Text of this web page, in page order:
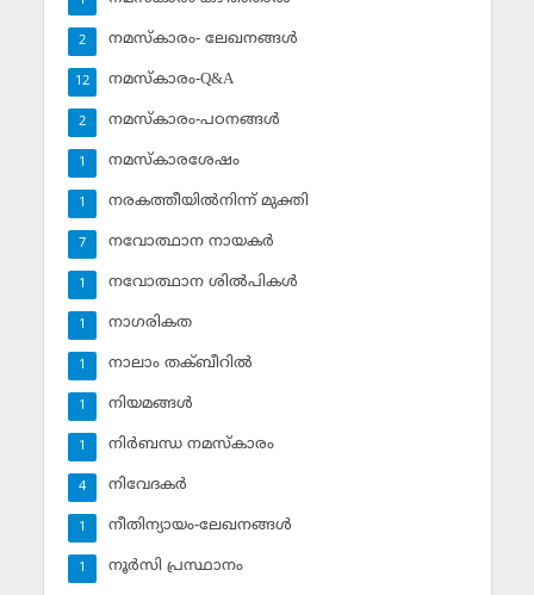
നമസ്‌കാരം- ലേഖനങ്ങള്‍
2
നമസ്‌കാരം-Q&A
12
നമസ്‌കാരം-പഠനങ്ങള്‍
2
നമസ്‌കാരശേഷം
1
നരകത്തീയില്‍നിന്ന് മുക്തി
1
നവോത്ഥാന നായകര്‍
7
നവോത്ഥാന ശില്‍പികള്‍
1
നാഗരികത
1
നാലാം തക്ബീറില്‍
1
നിയമങ്ങള്‍
1
നിര്‍ബന്ധ നമസ്‌കാരം
1
നിവേദകര്‍
4
നീതിന്യായം-ലേഖനങ്ങള്‍
1
നൂര്‍സി പ്രസ്ഥാനം
1